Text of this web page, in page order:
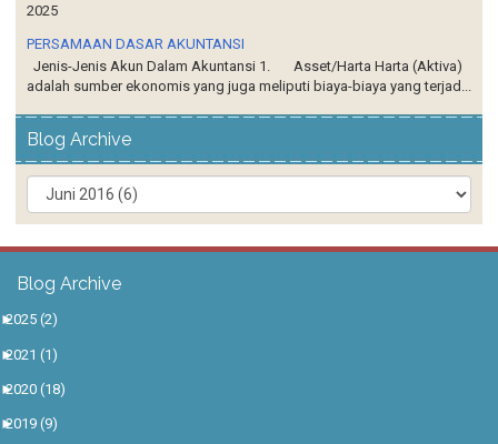
2025
PERSAMAAN DASAR AKUNTANSI
Jenis-Jenis Akun Dalam Akuntansi 1. Asset/Harta Harta (Aktiva)
adalah sumber ekonomis yang juga meliputi biaya-biaya yang terjad...
Blog Archive
Blog Archive
►
2025 (2)
►
2021 (1)
►
2020 (18)
►
2019 (9)